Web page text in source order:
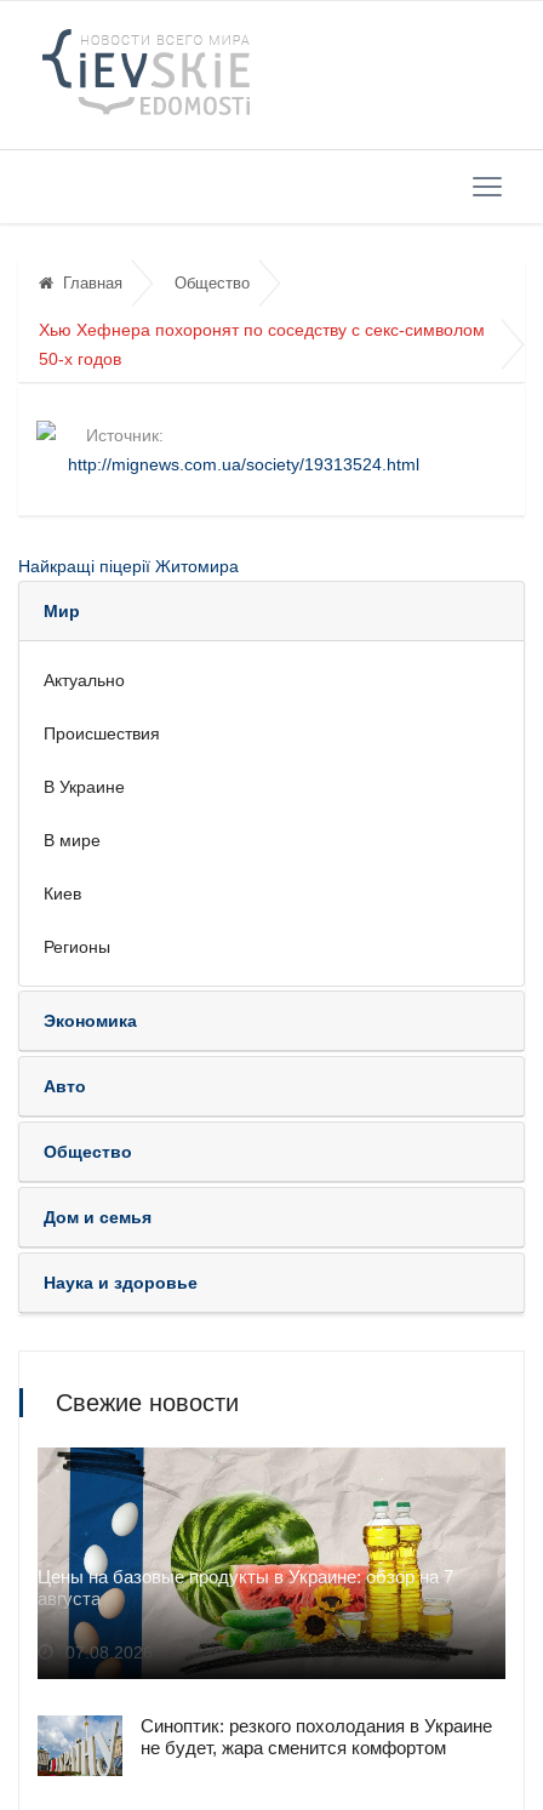
Главная Общество
Хью Хефнера похоронят по соседству с секс-символом
50-х годов
Источник:
http://mignews.com.ua/society/19313524.html
Найкращі піцерії Житомира
Мир
Актуально
Происшествия
В Украине
В мире
Киев
Регионы
Экономика
Авто
Общество
Дом и семья
Наука и здоровье
Свежие новости
Цены на базовые продукты в Украине: обзор на 7
августа
07.08.2026
Синоптик: резкого похолодания в Украине
не будет, жара сменится комфортом